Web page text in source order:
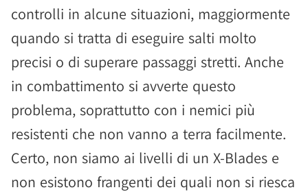
controlli in alcune situazioni, maggiormente
quando si tratta di eseguire salti molto
precisi o di superare passaggi stretti. Anche
in combattimento si avverte questo
problema, soprattutto con i nemici più
resistenti che non vanno a terra facilmente.
Certo, non siamo ai livelli di un X-Blades e
non esistono frangenti dei quali non si riesca